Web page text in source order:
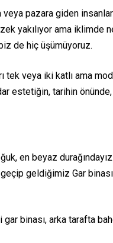
veya pazara giden
yakılıyor ama iklimde
de hiç üşümüyoruz.
tek veya iki katlı ama
estetiğin, tarihin
en beyaz
geldiğimiz Gar
binası, arka tarafta